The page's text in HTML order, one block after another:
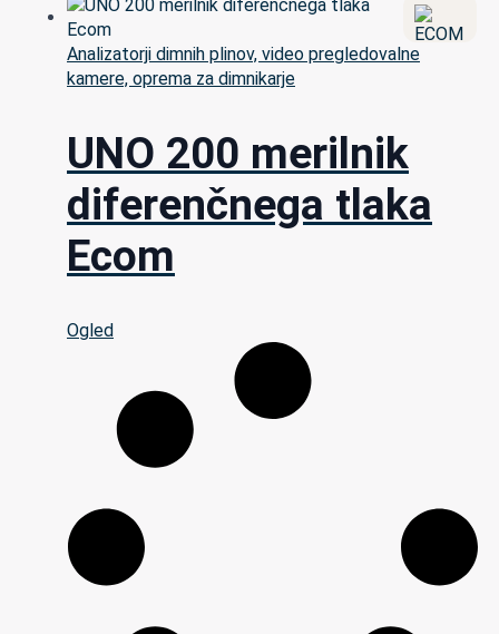
Analizatorji dimnih plinov, video pregledovalne
kamere, oprema za dimnikarje
UNO 200 merilnik
diferenčnega tlaka
Ecom
Ogled